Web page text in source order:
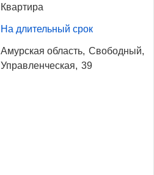
Квартира
На длительный срок
Амурская область, Свободный,
Управленческая, 39